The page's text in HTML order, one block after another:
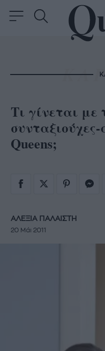
Τι γίνεται με
Queens;
ΑΛΕΞΙΑ ΠΑΛΑΙΣΤΗ
20 Μάι 2011